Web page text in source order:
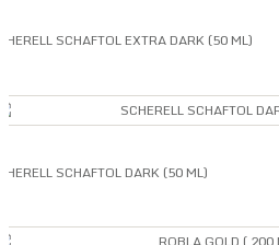
SCHAFTOL EXTRA DARK (50 ML)
SCHAFTOL DARK (50 ML)